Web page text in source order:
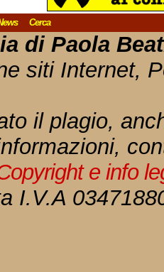
Cerca
di Paola
siti Internet,
il plagio,
e info
I.V.A